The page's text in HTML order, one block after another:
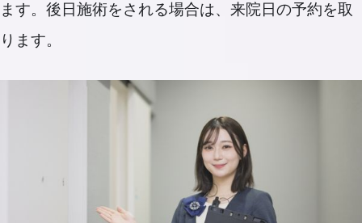
ます。後日施術をされる場合は、来院日の予約を取
ります。